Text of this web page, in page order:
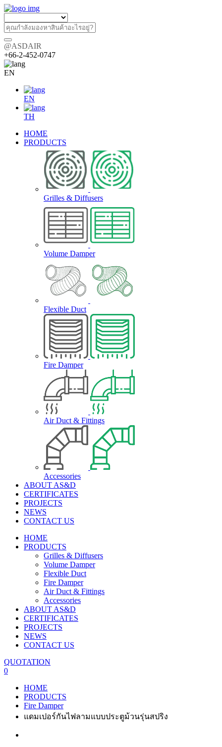
@ASDAIR
+66-2-452-0747
EN
EN
TH
HOME
PRODUCTS
Grilles & Diffusers
Volume Damper
Flexible Duct
Fire Damper
Air Duct & Fittings
Accessories
ABOUT AS&D
CERTIFICATES
PROJECTS
NEWS
CONTACT US
HOME
PRODUCTS
Grilles & Diffusers
Volume Damper
Flexible Duct
Fire Damper
Air Duct & Fittings
Accessories
ABOUT AS&D
CERTIFICATES
PROJECTS
NEWS
CONTACT US
QUOTATION
0
HOME
PRODUCTS
Fire Damper
แดมเปอร์กันไฟลามแบบประตูม้วนรุ่นสปริง